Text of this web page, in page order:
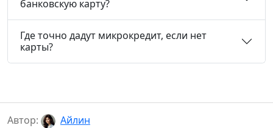
банковскую карту?
Где точно дадут микрокредит, если нет
карты?
Автор:
Айлин